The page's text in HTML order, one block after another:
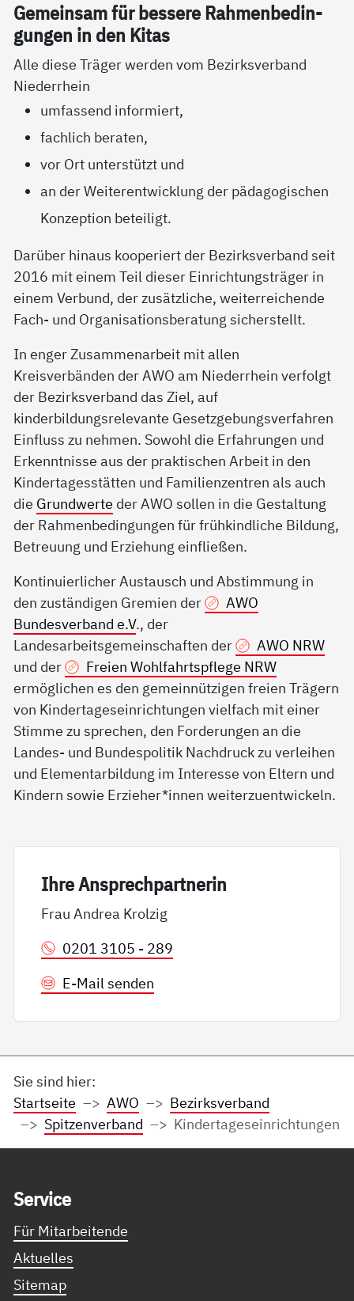
Ge­mein­sam für bes­se­re Rah­men­be­din­
gun­gen in den Ki­tas
Alle diese Träger werden vom Bezirksverband
Niederrhein
umfassend informiert,
fachlich beraten,
vor Ort unterstützt und
an der Weiterentwicklung der pädagogischen
Konzeption beteiligt.
Darüber hinaus kooperiert der Bezirksverband seit
2016 mit einem Teil dieser Einrichtungsträger in
einem Verbund, der zusätzliche, weiterreichende
Fach- und Organisationsberatung sicherstellt.
In enger Zusammenarbeit mit allen
Kreisverbänden der AWO am Niederrhein verfolgt
der Bezirksverband das Ziel, auf
kinderbildungsrelevante Gesetzgebungsverfahren
Einfluss zu nehmen. Sowohl die Erfahrungen und
Erkenntnisse aus der praktischen Arbeit in den
Kindertagesstätten und Familienzentren als auch
die Grundwerte der AWO sollen in die Gestaltung
der Rahmenbedingungen für frühkindliche Bildung,
Betreuung und Erziehung einfließen.
Kontinuierlicher Austausch und Abstimmung in
den zuständigen Gremien der
AWO
Bundesverband e.V., der
Landesarbeitsgemeinschaften der
AWO NRW
und der
Freien Wohlfahrtspflege NRW
ermöglichen es den gemeinnützigen freien Trägern
von Kindertageseinrichtungen vielfach mit einer
Stimme zu sprechen, den Forderungen an die
Landes- und Bundespolitik Nachdruck zu verleihen
und Elementarbildung im Interesse von Eltern und
Kindern sowie Erzieher*innen weiterzuentwickeln.
Ih­re An­sp­rech­part­ne­rin
Frau Andrea Krolzig
0201 3105 - 289
E-Mail senden
Sie sind hier:
Startseite
AWO
Bezirksverband
Spitzenverband
Kindertageseinrichtungen
Ser­vice
Für Mitarbeitende
Aktuelles
Sitemap